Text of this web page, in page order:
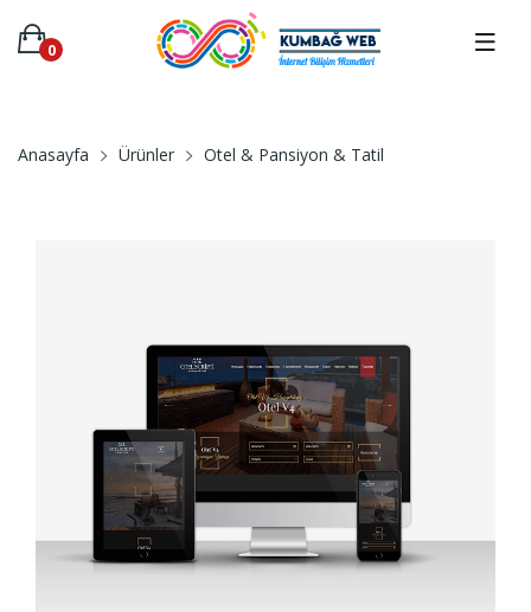
0
Anasayfa Ürünler Otel & Pansiyon & Tatil